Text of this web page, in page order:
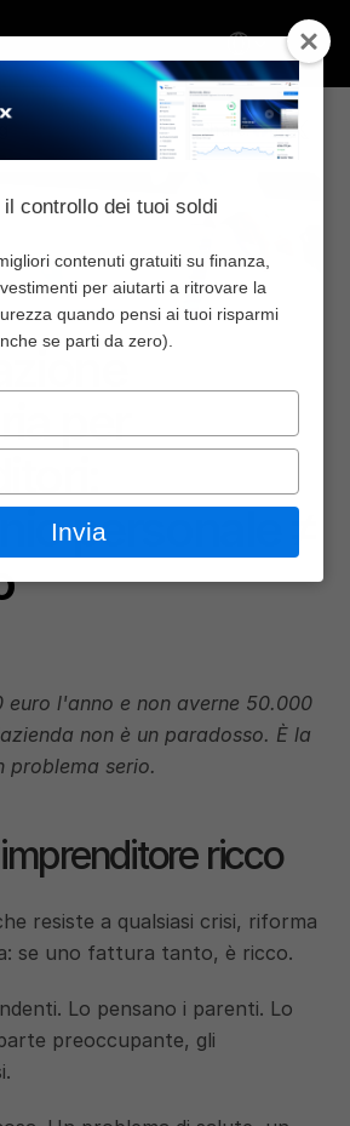
controllo dei tuoi soldi
contenuti gratuiti su finanza,
per aiutarti a ritrovare la
quando pensi ai tuoi risparmi
se parti da zero).
Invia
Select Language
Share:
Jun 1, 2026
per
personale ≠
euro l'anno e non averne 50.000
non è un paradosso. È la
problema serio.
ricco
resiste a qualsiasi crisi, riforma
se uno fattura tanto, è ricco.
Lo pensano i parenti. Lo
preoccupante, gli